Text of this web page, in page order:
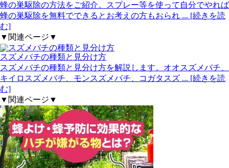
蜂の巣駆除の方法をご紹介。スプレー等を使って自分でやれば
蜂の巣駆除を無料でできるとお考えの方もおられ ... [続きを読
む]
▼関連ページ▼
スズメバチの種類と見分け方
スズメバチの種類と見分け方を解説します。オオスズメバチ、
キイロスズメバチ、モンスズメバチ、コガタスズ ... [続きを読
む]
▼関連ページ▼